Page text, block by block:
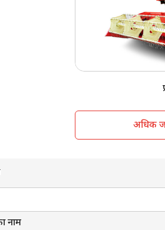
अधिक
नाम